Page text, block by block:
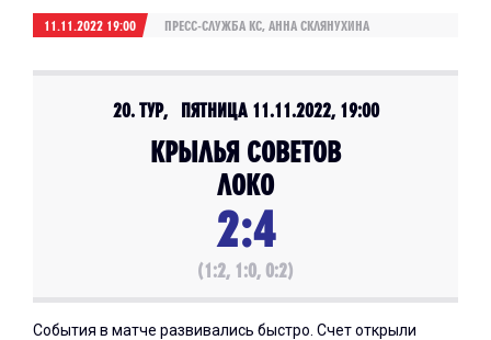
11.11.2022 19:00 ПРЕСС-СЛУЖБА КС, АННА СКЛЯНУХИНА
20. ТУР, ПЯТНИЦА 11.11.2022, 19:00
КРЫЛЬЯ СОВЕТОВ
ЛОКО
2:4
(1:2, 1:0, 0:2)
События в матче развивались быстро. Счет открыли